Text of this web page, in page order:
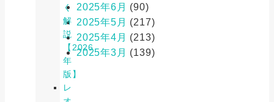
く
解
説
【2026
年
版】
レ
2025年6月 (90)
2025年5月 (217)
2025年4月 (213)
2025年3月 (139)